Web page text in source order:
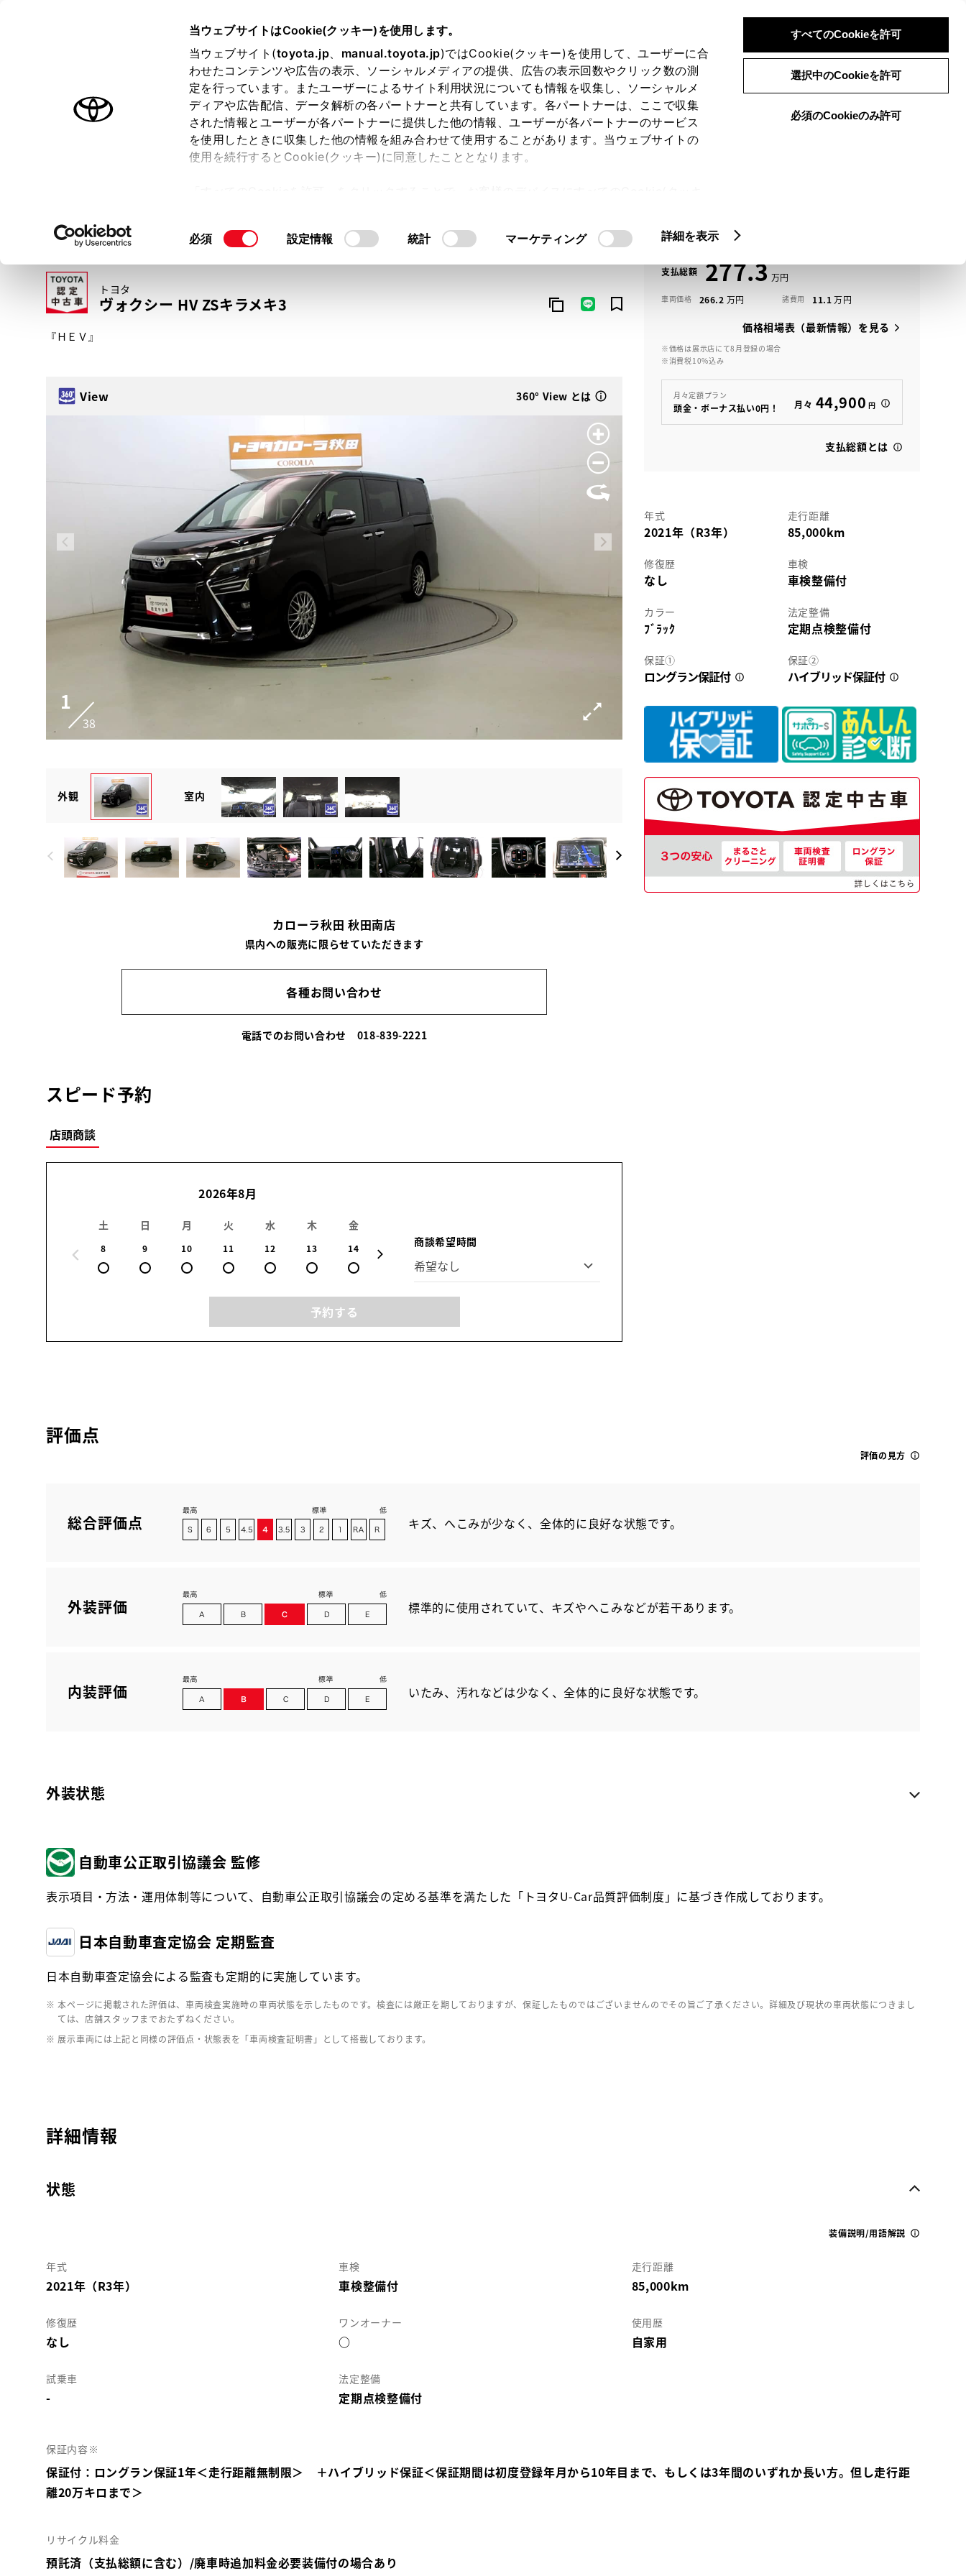
当ウェブサイトはCookie(クッキー)を使用します。
当ウェブサイト(toyota.jp、 manual.toyota.jp)ではCookie(クッキー)を使用して、ユーザーに合
わせたコンテンツや広告の表示、ソーシャルメディアの提供、広告の表示回数やクリック数の測
定を行っています。またユーザーによるサイト利用状況についても情報を収集し、ソーシャルメ
ディアや広告配信、データ解析の各パートナーと共有しています。各パートナーは、ここで収集
された情報とユーザーが各パートナーに提供した他の情報、ユーザーが各パートナーのサービス
を使用したときに収集した他の情報を組み合わせて使用することがあります。当ウェブサイトの
使用を続行するとCookie(クッキー)に同意したこととなります。
て」をご覧ください。
同
択
必須 設定情報 統計 マーケティング 詳細を表示
すべてのCookieを許可
選択中のCookieを許可
必須のCookieのみ許可
ログイン 検索 メニュー
オーナーサポート トピックス
トヨタ認定中古車 メニュー
トヨタ認定中古車の魅力 3つの買い方 オンライン購入お気に入り 保存した見積り
ヴォクシー HV ZSキラメキ3
トヨタ
ヴォクシー HV ZSキラメキ3
『ＨＥＶ』
View 360° View とは
1
38
View
2
38
外観 室内
カローラ秋田 秋田南店
県内への販売に限らせていただきます
各種お問い合わせ
電話でのお問い合わせ 018-839-2221
スピード予約
店頭商談
2026年8月
土
8
日
9
月
10
火
11
水
12
木
13
金
14 16 17
商談希望時間
予約する
支払総額 277.3
車両価格 266.2 諸費用 11.1
価格相場表（最新情報）を見る
※価格は展示店にて8月登録の場合
※消費税10%込み
月々定額プラン
頭金・ボーナス払い0円！ 月々 44,900 円
支払総額とは
年式
2021年（R3年）
走行距離
85,000km
修復歴
なし
車検
車検整備付
カラー
ﾌﾞﾗｯｸ
法定整備
定期点検整備付
保証①
ロングラン保証付
保証②
ハイブリッド保証付
評価点
評価の見方
総合評価点 キズ、へこみが少なく、全体的に良好な状態です。
外装評価 標準的に使用されていて、キズやへこみなどが若干あります。
内装評価 いたみ、汚れなどは少なく、全体的に良好な状態です。
外装状態
自動車公正取引協議会 監修
表示項目・方法・運用体制等について、自動車公正取引協議会の定める基準を満たした「トヨタU-Car品質評価制度」に基づき作成しております。
日本自動車査定協会 定期監査
日本自動車査定協会による監査も定期的に実施しています。
※ 本ページに掲載された評価は、車両検査実施時の車両状態を示したものです。検査には厳正を期しておりますが、保証したものではございませんのでその旨ご了承ください。詳細及び現状の車両状態につきまし
ては、店舗スタッフまでおたずねください。
※ 展示車両には上記と同様の評価点・状態表を「車両検査証明書」として搭載しております。
詳細情報
状態
装備説明/用語解説
年式
2021年（R3年）
車検
車検整備付
走行距離
85,000km
修復歴
なし
ワンオーナー
○
使用歴
自家用
試乗車
-
法定整備
定期点検整備付
保証内容※
保証付：ロングラン保証1年＜走行距離無制限＞ ＋ハイブリッド保証＜保証期間は初度登録年月から10年目まで、もしくは3年間のいずれか長い方。但し走行距
離20万キロまで＞
リサイクル料金
預託済（支払総額に含む）/廃車時追加料金必要装備付の場合あり